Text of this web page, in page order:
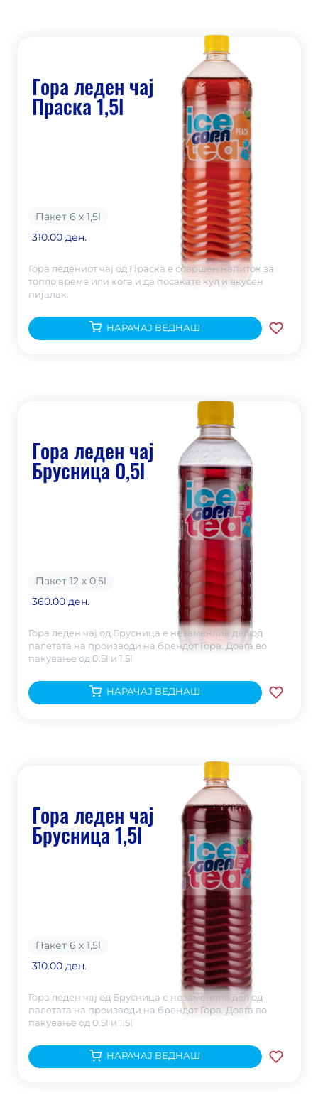
Гора леден чај
Праска 1,5l
Пакет 6 х 1,5l
310.00 ден.
Гора ледениот чај од Праска е совршен напиток за
топло време или кога и да посакате кул и вкусен
пијалак.
НАРАЧАЈ ВЕДНАШ
Гора леден чај
Брусница 0,5l
Пакет 12 х 0,5l
360.00 ден.
Гора леден чај од Брусница е незаменлив дел од
палетата на производи на брендот Гора. Доаѓа во
пакување од 0.5l и 1.5l
НАРАЧАЈ ВЕДНАШ
Гора леден чај
Брусница 1,5l
Пакет 6 х 1,5l
310.00 ден.
Гора леден чај од Брусница е незаменлив дел од
палетата на производи на брендот Гора. Доаѓа во
пакување од 0.5l и 1.5l
НАРАЧАЈ ВЕДНАШ